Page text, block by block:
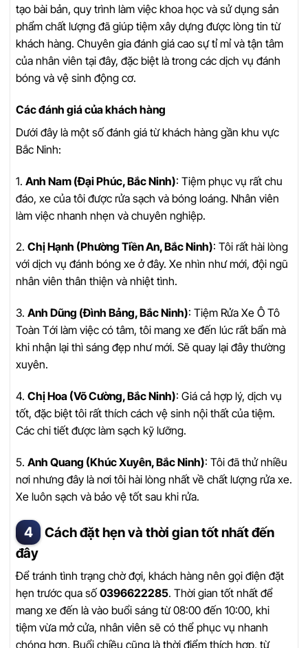
tạo bài bản, quy trình làm việc khoa học và sử dụng sản
phẩm chất lượng đã giúp tiệm xây dựng được lòng tin từ
khách hàng. Chuyên gia đánh giá cao sự tỉ mỉ và tận tâm
của nhân viên tại đây, đặc biệt là trong các dịch vụ đánh
bóng và vệ sinh động cơ.
Các đánh giá của khách hàng
Dưới đây là một số đánh giá từ khách hàng gần khu vực
Bắc Ninh:
1. Anh Nam (Đại Phúc, Bắc Ninh): Tiệm phục vụ rất chu
đáo, xe của tôi được rửa sạch và bóng loáng. Nhân viên
làm việc nhanh nhẹn và chuyên nghiệp.
2. Chị Hạnh (Phường Tiền An, Bắc Ninh): Tôi rất hài lòng
với dịch vụ đánh bóng xe ở đây. Xe nhìn như mới, đội ngũ
nhân viên thân thiện và nhiệt tình.
3. Anh Dũng (Đình Bảng, Bắc Ninh): Tiệm Rửa Xe Ô Tô
Toàn Tới làm việc có tâm, tôi mang xe đến lúc rất bẩn mà
khi nhận lại thì sáng đẹp như mới. Sẽ quay lại đây thường
xuyên.
4. Chị Hoa (Võ Cường, Bắc Ninh): Giá cả hợp lý, dịch vụ
tốt, đặc biệt tôi rất thích cách vệ sinh nội thất của tiệm.
Các chi tiết được làm sạch kỹ lưỡng.
5. Anh Quang (Khúc Xuyên, Bắc Ninh): Tôi đã thử nhiều
nơi nhưng đây là nơi tôi hài lòng nhất về chất lượng rửa xe.
Xe luôn sạch và bảo vệ tốt sau khi rửa.
Cách đặt hẹn và thời gian tốt nhất đến
đây
Để tránh tình trạng chờ đợi, khách hàng nên gọi điện đặt
hẹn trước qua số 0396622285. Thời gian tốt nhất để
mang xe đến là vào buổi sáng từ 08:00 đến 10:00, khi
tiệm vừa mở cửa, nhân viên sẽ có thể phục vụ nhanh
chóng hơn. Buổi chiều cũng là thời điểm thích hợp, từ